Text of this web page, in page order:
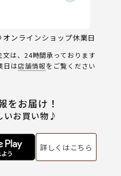
オンラインショップ休業日
は、24時間承っております
日は店舗情報をご覧ください
をお届け！
いお買い物♪
詳しくはこちら